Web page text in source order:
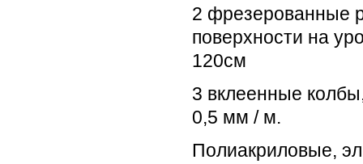
2 фрезерованные
поверхности на
120см
3 вклеенные
0,5 мм / м.
Полиакриловые,